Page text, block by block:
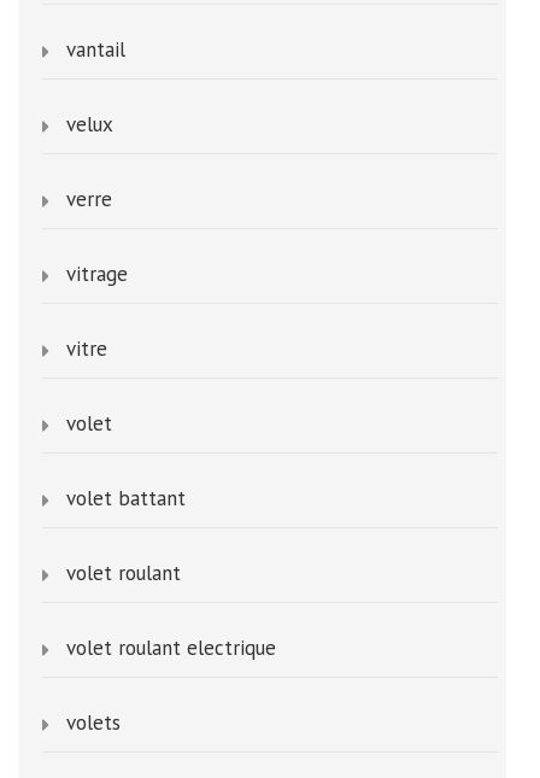
vantail
velux
verre
vitrage
vitre
volet
volet battant
volet roulant
volet roulant electrique
volets